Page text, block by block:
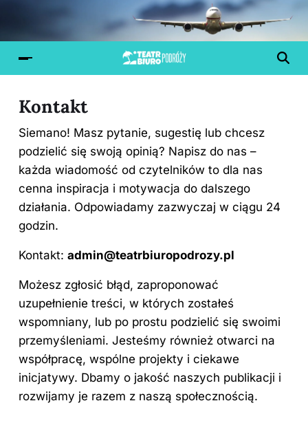
Kontakt
Siemano! Masz pytanie, sugestię lub chcesz
podzielić się swoją opinią? Napisz do nas –
każda wiadomość od czytelników to dla nas
cenna inspiracja i motywacja do dalszego
działania. Odpowiadamy zazwyczaj w ciągu 24
godzin.
Kontakt: admin@teatrbiuropodrozy.pl
Możesz zgłosić błąd, zaproponować
uzupełnienie treści, w których zostałeś
wspomniany, lub po prostu podzielić się swoimi
przemyśleniami. Jesteśmy również otwarci na
współpracę, wspólne projekty i ciekawe
inicjatywy. Dbamy o jakość naszych publikacji i
rozwijamy je razem z naszą społecznością.